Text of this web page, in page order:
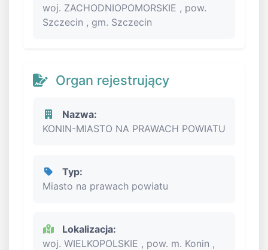
woj. ZACHODNIOPOMORSKIE , pow.
Szczecin , gm. Szczecin
Organ rejestrujący
Nazwa:
KONIN-MIASTO NA PRAWACH POWIATU
Typ:
Miasto na prawach powiatu
Lokalizacja:
woj. WIELKOPOLSKIE , pow. m. Konin ,